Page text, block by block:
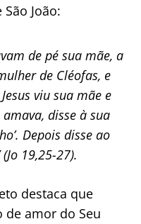
João:
de pé sua mãe, a
de Cléofas, e
viu sua mãe e
disse à sua
Depois disse ao
19,25-27).
destaca que
amor do Seu